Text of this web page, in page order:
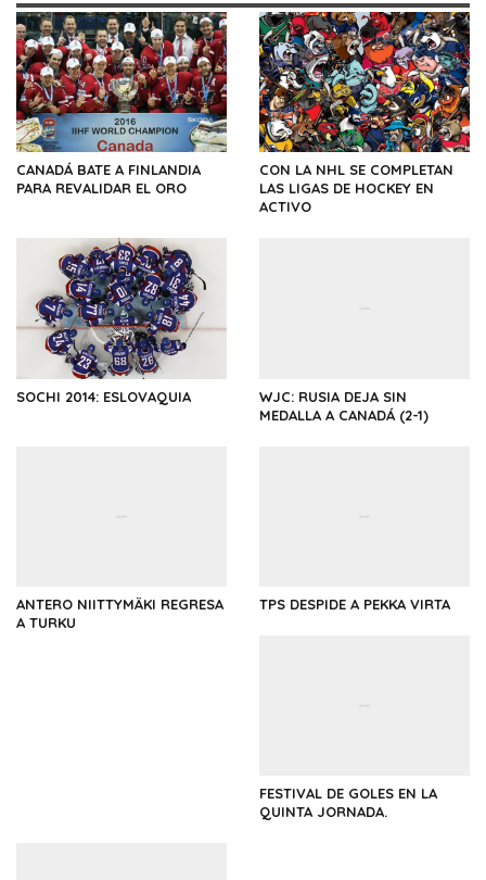
CANADÁ BATE A FINLANDIA
PARA REVALIDAR EL ORO
CON LA NHL SE COMPLETAN
LAS LIGAS DE HOCKEY EN
ACTIVO
SOCHI 2014: ESLOVAQUIA
WJC: RUSIA DEJA SIN
MEDALLA A CANADÁ (2-1)
ANTERO NIITTYMÄKI REGRESA
A TURKU
TPS DESPIDE A PEKKA VIRTA
FESTIVAL DE GOLES EN LA
QUINTA JORNADA.